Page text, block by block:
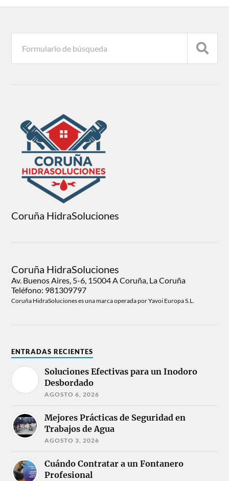
Coruña HidraSoluciones
Coruña HidraSoluciones
Av. Buenos Aires, 5-6, 15004 A Coruña, La Coruña
Teléfono: 981309797
Coruña HidraSoluciones es una marca operada por Yavoi Europa S.L.
ENTRADAS RECIENTES
Soluciones Efectivas para un Inodoro
Desbordado
AGOSTO 6, 2026
Mejores Prácticas de Seguridad en
Trabajos de Agua
AGOSTO 3, 2026
Cuándo Contratar a un Fontanero
Profesional